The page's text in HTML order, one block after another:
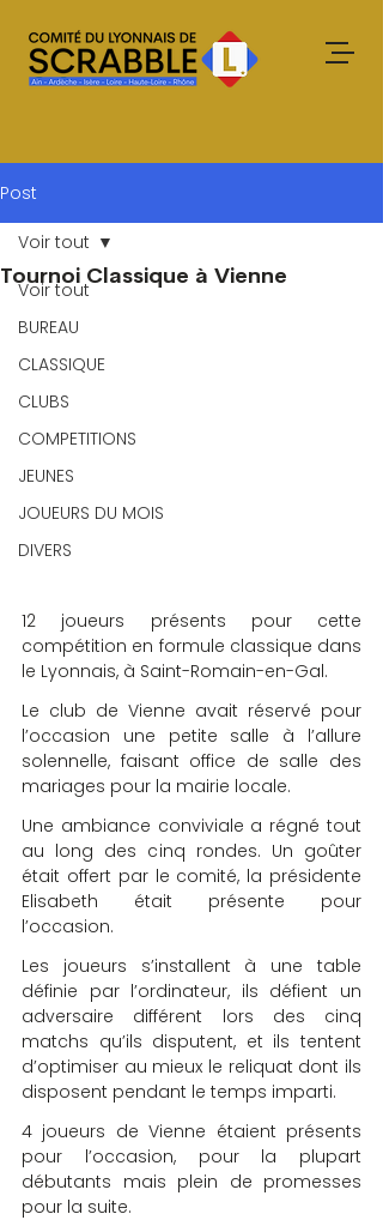
Post
Voir tout
BUREAU
CLASSIQUE
CLUBS
COMPETITIONS
JEUNES
JOUEURS DU MOIS
DIVERS
Voir tout
Tournoi Classique à Vienne
12 joueurs présents pour cette
compétition en formule classique dans
le Lyonnais, à Saint-Romain-en-Gal.
Le club de Vienne avait réservé pour
l’occasion une petite salle à l’allure
solennelle, faisant office de salle des
mariages pour la mairie locale.
Une ambiance conviviale a régné tout
au long des cinq rondes. Un goûter
était offert par le comité, la présidente
Elisabeth était présente pour
l’occasion.
Les joueurs s’installent à une table
définie par l’ordinateur, ils défient un
adversaire différent lors des cinq
matchs qu’ils disputent, et ils tentent
d’optimiser au mieux le reliquat dont ils
disposent pendant le temps imparti.
4 joueurs de Vienne étaient présents
pour l’occasion, pour la plupart
débutants mais plein de promesses
pour la suite.